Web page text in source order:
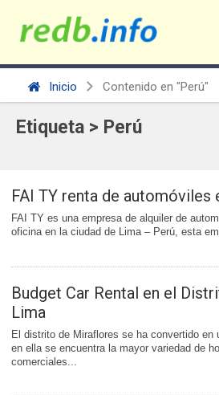
Inicio Contenido en "Perú"
Etiqueta > Perú
FAI TY renta de automóviles
FAI TY es una empresa de alquiler de
oficina en la ciudad de Lima – Perú, esta
Budget Car Rental en el
Lima
El distrito de Miraflores se ha convertido
en ella se encuentra la mayor variedad de
comerciales...